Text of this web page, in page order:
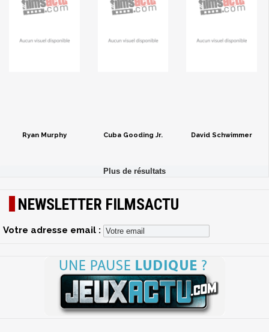
Ryan Murphy Cuba Gooding Jr. David Schwimmer
NEWSLETTER FILMSACTU
Votre adresse email :